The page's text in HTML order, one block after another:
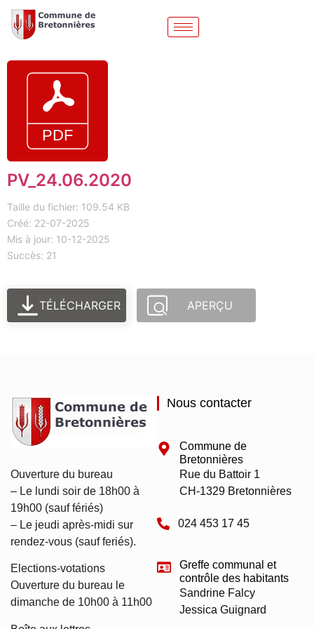
PV_24.06.2020
Taille du fichier: 109.54 KB
Créé: 22-07-2025
Mis à jour: 10-12-2025
Succès: 21
TÉLÉCHARGER APERÇU
Ouverture du bureau
– Le lundi soir de 18h00 à
19h00 (sauf fériés)
– Le jeudi après-midi sur
rendez-vous (sauf feriés).
Elections-votations
Ouverture du bureau le
dimanche de 10h00 à 11h00
Nous contacter
Commune de
Bretonnières
Rue du Battoir 1
CH-1329 Bretonnières
024 453 17 45
Greffe communal et
contrôle des habitants
Sandrine Falcy
Jessica Guignard